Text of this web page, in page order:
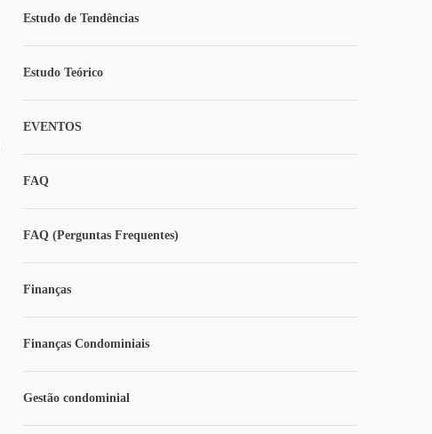
Estudo de Tendências
Estudo Teórico
EVENTOS
FAQ
FAQ (Perguntas Frequentes)
Finanças
Finanças Condominiais
Gestão condominial